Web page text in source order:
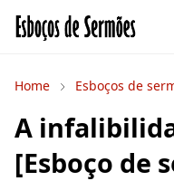
Home Esboços de
A
[Esboço de